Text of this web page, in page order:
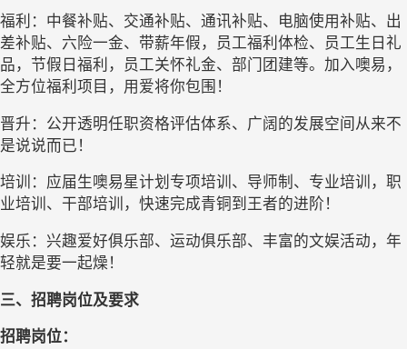
福利：中餐补贴、交通补贴、通讯补贴、电脑使用补贴、出
差补贴、六险一金、带薪年假，员工福利体检、员工生日礼
品，节假日福利，员工关怀礼金、部门团建等。加入噢易，
全方位福利项目，用爱将你包围！
晋升：公开透明任职资格评估体系、广阔的发展空间从来不
是说说而已！
培训：应届生噢易星计划专项培训、导师制、专业培训，职
业培训、干部培训，快速完成青铜到王者的进阶！
娱乐：兴趣爱好俱乐部、运动俱乐部、丰富的文娱活动，年
轻就是要一起燥！
三、招聘岗位及要求
招聘岗位：